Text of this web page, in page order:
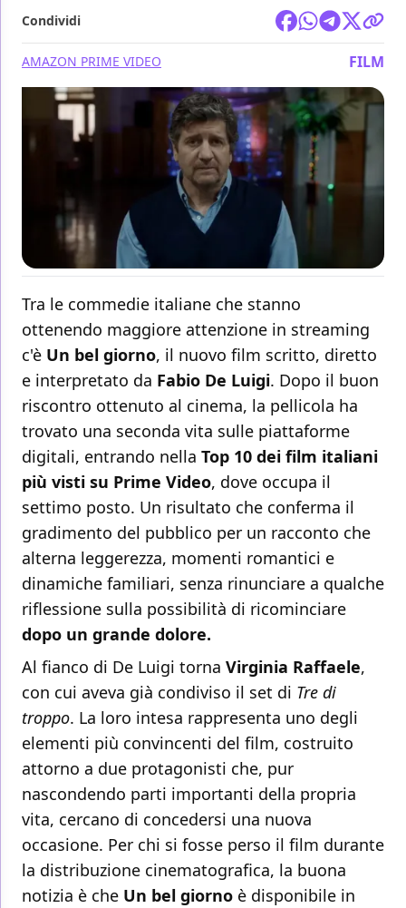
Condividi
AMAZON PRIME VIDEO FILM
Tra le commedie italiane che stanno
ottenendo maggiore attenzione in streaming
c'è Un bel giorno, il nuovo film scritto, diretto
e interpretato da Fabio De Luigi. Dopo il buon
riscontro ottenuto al cinema, la pellicola ha
trovato una seconda vita sulle piattaforme
digitali, entrando nella Top 10 dei film italiani
più visti su Prime Video, dove occupa il
settimo posto. Un risultato che conferma il
gradimento del pubblico per un racconto che
alterna leggerezza, momenti romantici e
dinamiche familiari, senza rinunciare a qualche
riflessione sulla possibilità di ricominciare
dopo un grande dolore.
Al fianco di De Luigi torna Virginia Raffaele,
con cui aveva già condiviso il set di Tre di
troppo. La loro intesa rappresenta uno degli
elementi più convincenti del film, costruito
attorno a due protagonisti che, pur
nascondendo parti importanti della propria
vita, cercano di concedersi una nuova
occasione. Per chi si fosse perso il film durante
la distribuzione cinematografica, la buona
notizia è che Un bel giorno è disponibile in